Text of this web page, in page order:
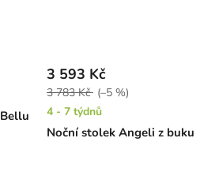
Noční stolek Angeli z buku
3 593 Kč
3 783 Kč (–5 %)
4 - 7 týdnů